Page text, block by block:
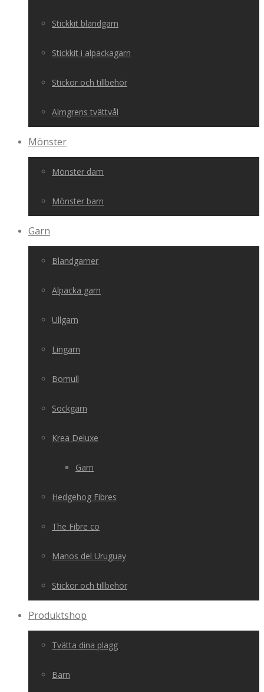
Stickkit blandgarn
Stickkit i alpackagarn
Stickor och tillbehör
Almgrens tvättvål
Mönster
Mönster dam
Mönster barn
Garn
Blandgarner
Alpacka garn
Ullgarn
Lingarn
Bomull
Sockgarn
Krea Deluxe
Garn
Hedgehog Fibres
The Fibre co
Manos del Uruguay
Stickor och tillbehör
Produktshop
Tvätta dina plagg
Barn